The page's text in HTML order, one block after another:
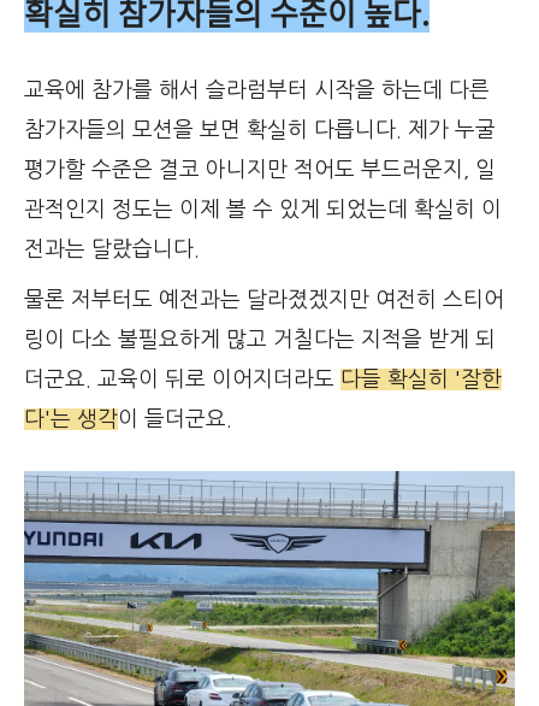
확실히 참가자들의 수준이 높다.
교육에 참가를 해서 슬라럼부터 시작을 하는데 다른
참가자들의 모션을 보면 확실히 다릅니다. 제가 누굴
평가할 수준은 결코 아니지만 적어도 부드러운지, 일
관적인지 정도는 이제 볼 수 있게 되었는데 확실히 이
전과는 달랐습니다.
물론 저부터도 예전과는 달라졌겠지만 여전히 스티어
링이 다소 불필요하게 많고 거칠다는 지적을 받게 되
더군요. 교육이 뒤로 이어지더라도 다들 확실히 '잘한
다'는 생각이 들더군요.